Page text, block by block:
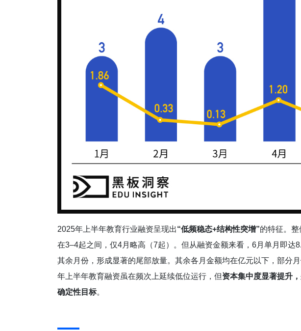
2025年上半年教育行业融资呈现出“低频稳态+结构性突增”的特征。
在3–4起之间，仅4月略高（7起）。但从融资金额来看，6月单月即达
其余月份，形成显著的尾部放量。其余各月金额均在亿元以下，部分
年上半年教育融资虽在频次上延续低位运行，但资本集中度显著提升
确定性目标。